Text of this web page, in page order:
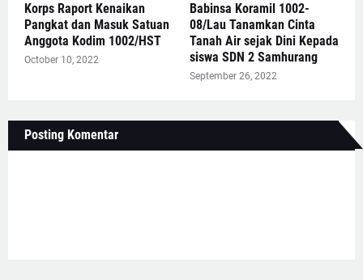
Korps Raport Kenaikan
Pangkat dan Masuk Satuan
Anggota Kodim 1002/HST
October 10, 2022
Babinsa Koramil 1002-
08/Lau Tanamkan Cinta
Tanah Air sejak Dini Kepada
siswa SDN 2 Samhurang
September 26, 2022
Posting Komentar